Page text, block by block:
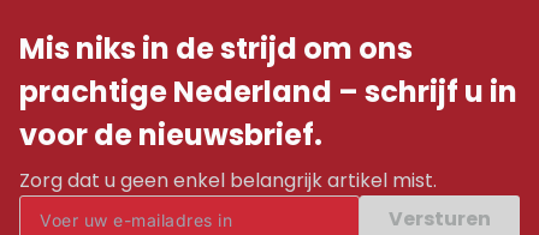
Mis niks in de strijd om ons
prachtige Nederland – schrijf u in
voor de nieuwsbrief.
Zorg dat u geen enkel belangrijk artikel mist.
Versturen